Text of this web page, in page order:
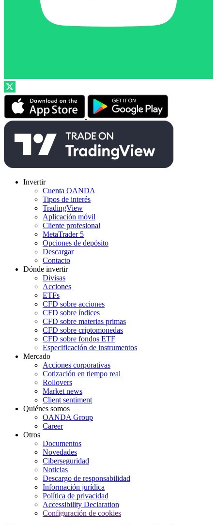
Invertir
Cuenta OANDA
Tipos de interés
TradingView
Aplicación móvil
Cliente profesional
MetaTrader 5
Opciones de depósito
Descargar
Contacto
Dónde invertir
Divisas
Acciones
ETFs
CFD sobre acciones
CFD sobre índices
CFD sobre materias primas
CFD sobre criptomonedas
CFD sobre fondos ETF
Especificación de instrumentos
Mercado
Acciones corporativas
Cotización en tiempo real
Rollovers
Market news
Client sentiment
Quiénes somos
OANDA Group
Career
Otros
Documentos
Novedades
Ciberseguridad
Noticias
Descargo de responsabilidad
Información jurídica
Política de privacidad
Accessibility Declaration
Configuración de cookies